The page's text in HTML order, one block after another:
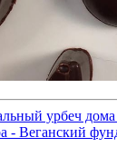
урбеч
- Веганский